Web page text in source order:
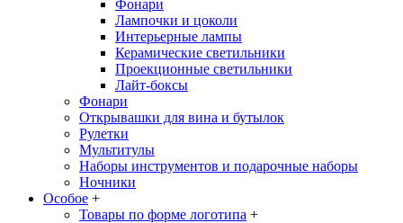
Фонари
Лампочки и цоколи
Интерьерные лампы
Керамические светильники
Проекционные светильники
Лайт-боксы
Фонари
Открывашки для вина и бутылок
Рулетки
Мультитулы
Наборы инструментов и подарочные наборы
Ночники
Особое +
Товары по форме логотипа +